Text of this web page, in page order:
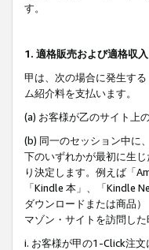
す。
1. 適格販売および適格収入
甲は、次の場合に発生する
ム紹介料を支払います。
(a) お客様が乙のサイト上
(b) 同一のセッション中に
下のいずれかが最初に生
り決定します。例えば「
「Kindle 本」、「Kindle
ダウンロードまたは商品）
マゾン・サイトを訪問し
i. お客様が甲の1-Click注文